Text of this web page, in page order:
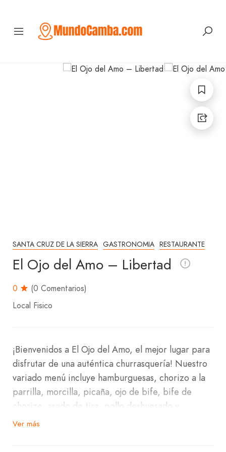
SANTA CRUZ DE LA SIERRA GASTRONOMIA RESTAURANTE
El Ojo del Amo – Libertad
0
(0 Comentarios)
Local Fisico
¡Bienvenidos a El Ojo del Amo, el mejor lugar para
disfrutar de una auténtica churrasquería! Nuestro
variado menú incluye hamburguesas, chorizo a la
parrilla, morcilla, picaña, ojo de bife, bife de
chorizo, asado de tira, pollo deshuesado y
matambre de cerdo. Además, ofrecemos
Ver más